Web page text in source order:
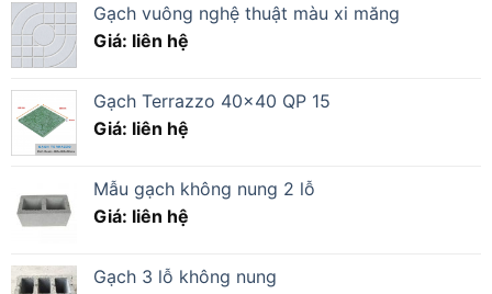
Gạch vuông nghệ thuật màu xi măng
Giá: liên hệ
Gạch Terrazzo 40×40 QP 15
Giá: liên hệ
Mẫu gạch không nung 2 lỗ
Giá: liên hệ
Gạch 3 lỗ không nung